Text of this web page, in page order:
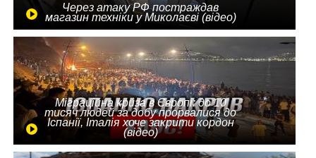
Через атаку РФ постраждав
магазин техніки у Миколаєві (відео)
Міграційна криза в Європі: до 10
тисяч людей за добу прорвалися до
Іспанії, Італія хоче закрити кордон
(відео)